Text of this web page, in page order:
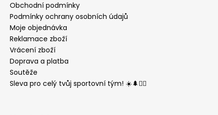
Obchodní podmínky
Podmínky ochrany osobních údajů
Moje objednávka
Reklamace zboží
Vrácení zboží
Doprava a platba
Soutěže
Sleva pro celý tvůj sportovní tým! ☀️🌲🏃‍♂️